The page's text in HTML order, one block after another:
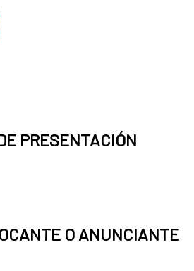
PRESENTACIÓN
O ANUNCIANTE